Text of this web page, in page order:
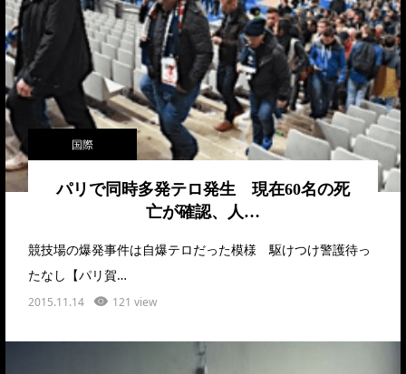
国際
パリで同時多発テロ発生 現在60名の死
亡が確認、人…
競技場の爆発事件は自爆テロだった模様 駆けつけ警護待っ
たなし【パリ賀…
2015.11.14 121 view